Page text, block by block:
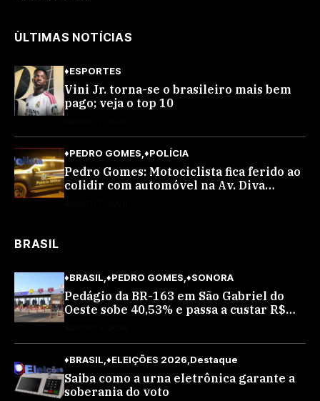
ÙLTIMAS NOTÍCIAS
♦ESPORTES
Vini Jr. torna-se o brasileiro mais bem
pago; veja o top 10
♦PEDRO GOMES ♦POLÍCIA
Pedro Gomes: Motociclista fica ferido ao
colidir com automóvel na Av. Diva
BRASIL
♦BRASIL ♦PEDRO GOMES ♦SONORA
Pedágio da BR-163 em São Gabriel do
Oeste sobe 40,53% e passa a custar R$
♦BRASIL ♦ELEIÇÕES 2026 Destaque
Saiba como a urna eletrônica garante a
soberania do voto